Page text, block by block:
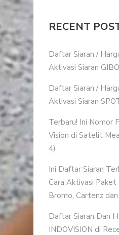
RECENT
Daftar Siaran /
Aktivasi Siaran
Daftar Siaran /
Aktivasi Siaran
Terbaru! Ini Nomor
Vision di Satelit
4)
Ini Daftar Siaran
Cara Aktivasi Paket
Bromo, Cartenz
Daftar Siaran Dan
INDOVISION di